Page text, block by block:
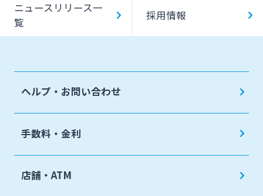
ニュースリリース一
覧
採用情報
ヘルプ・お問い合わせ
手数料・金利
店舗・ATM